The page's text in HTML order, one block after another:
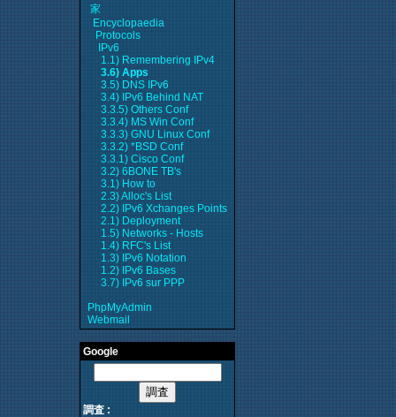
家
Encyclopaedia
Protocols
IPv6
1.1) Remembering IPv4
3.6) Apps
3.5) DNS IPv6
3.4) IPv6 Behind NAT
3.3.5) Others Conf
3.3.4) MS Win Conf
3.3.3) GNU Linux Conf
3.3.2) *BSD Conf
3.3.1) Cisco Conf
3.2) 6BONE TB's
3.1) How to
2.3) Alloc's List
2.2) IPv6 Xchanges Points
2.1) Deployment
1.5) Networks - Hosts
1.4) RFC's List
1.3) IPv6 Notation
1.2) IPv6 Bases
3.7) IPv6 sur PPP
PhpMyAdmin
Webmail
Google
調査 :